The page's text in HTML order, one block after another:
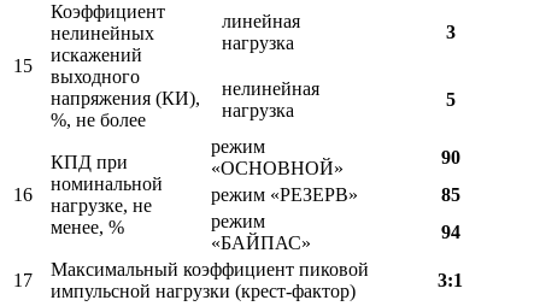
15
Коэффициент
нелинейных
искажений
выходного
напряжения (КИ),
%, не более
линейная
нагрузка
3
нелинейная
нагрузка
5
16
КПД при
номинальной
нагрузке, не
менее, %
режим
«ОСНОВНОЙ»
90
режим «РЕЗЕРВ»
85
режим
«БАЙПАС»
94
17
Максимальный коэффициент пиковой
импульсной нагрузки (крест-фактор)
3:1